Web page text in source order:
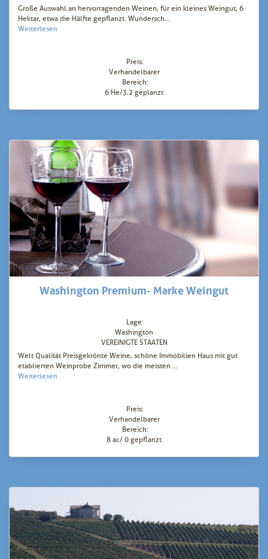
Große Auswahl an hervorragenden Weinen, für ein kleines Weingut, 6
Hektar, etwa die Hälfte gepflanzt. Wundersch...
Weiterlesen
Preis:
Verhandelbarer
Bereich:
6 He/3.2 geplanzt
Washington Premium- Marke Weingut
Lage:
Washington
VEREINIGTE STAATEN
Welt Qualität Preisgekrönte Weine, schöne Immobilien Haus mit gut
etablierten Weinprobe Zimmer, wo die meisten ...
Weiterlesen
Preis:
Verhandelbarer
Bereich:
8 ac/ 0 gepflanzt